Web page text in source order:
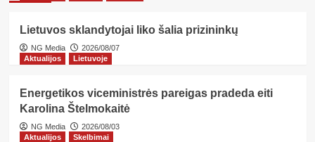
Lietuvos sklandytojai liko šalia prizininkų
NG Media
2026/08/07
Aktualijos
Lietuvoje
Energetikos viceministrės pareigas pradeda eiti
Karolina Štelmokaitė
NG Media
2026/08/03
Aktualijos
Skelbimai